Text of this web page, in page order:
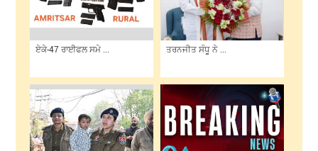
ਏਕੇ-47 ਰਾਈਫਲ ਸਮੇ ... ਤਰਨਜੀਤ ਸੰਧੂ ਨੇ ...